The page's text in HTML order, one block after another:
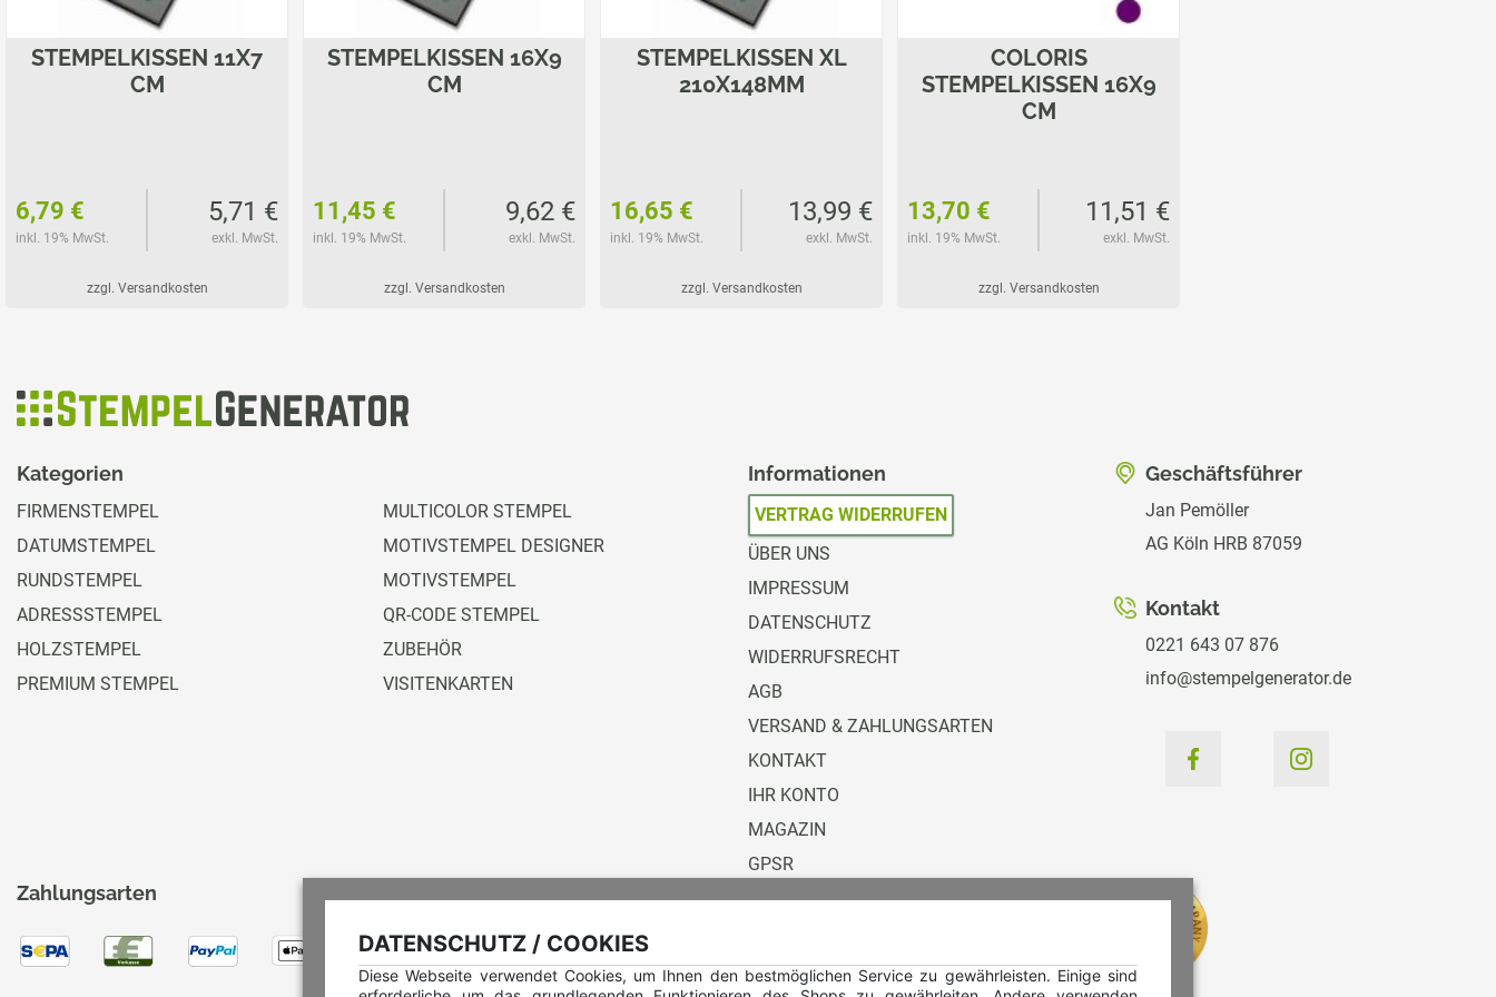
DATENSCHUTZ / COOKIES
Diese Webseite verwendet Cookies, um Ihnen den bestmöglichen Service zu gewährleisten. Einige sind
STEMPELKISSEN 11X7
CM
6,79 €
inkl. 19% MwSt.
5,71 €
exkl. MwSt.
zzgl. Versandkosten
STEMPELKISSEN 16X9
CM
11,45 €
inkl. 19% MwSt.
9,62 €
exkl. MwSt.
zzgl. Versandkosten
STEMPELKISSEN XL
210X148MM
16,65 €
inkl. 19% MwSt.
13,99 €
exkl. MwSt.
zzgl. Versandkosten
COLORIS
STEMPELKISSEN 16X9
CM
13,70 €
inkl. 19% MwSt.
11,51 €
exkl. MwSt.
zzgl. Versandkosten
Kategorien
FIRMENSTEMPEL
DATUMSTEMPEL
RUNDSTEMPEL
ADRESSSTEMPEL
HOLZSTEMPEL
PREMIUM STEMPEL
MULTICOLOR STEMPEL
MOTIVSTEMPEL DESIGNER
MOTIVSTEMPEL
QR-CODE STEMPEL
ZUBEHÖR
VISITENKARTEN
Informationen
VERTRAG WIDERRUFEN
ÜBER UNS
IMPRESSUM
DATENSCHUTZ
WIDERRUFSRECHT
AGB
VERSAND & ZAHLUNGSARTEN
KONTAKT
IHR KONTO
MAGAZIN
GPSR
Geschäftsführer
Jan Pemöller
AG Köln HRB 87059
Kontakt
0221 643 07 876
info@stempelgenerator.de
Zahlungsarten